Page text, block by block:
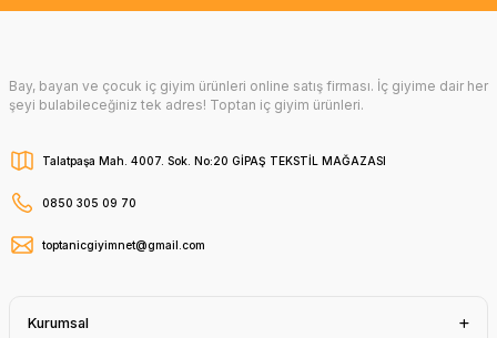
Bay, bayan ve çocuk iç giyim ürünleri online satış firması. İç giyime dair her
şeyi bulabileceğiniz tek adres! Toptan iç giyim ürünleri.
Talatpaşa Mah. 4007. Sok. No:20 GİPAŞ TEKSTİL MAĞAZASI
0850 305 09 70
toptanicgiyimnet@gmail.com
Kurumsal